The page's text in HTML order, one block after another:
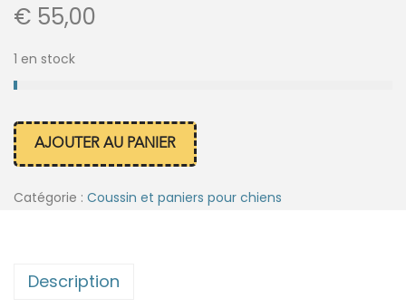
€ 55,00
1 en stock
AJOUTER AU PANIER
Catégorie : Coussin et paniers pour chiens
Description